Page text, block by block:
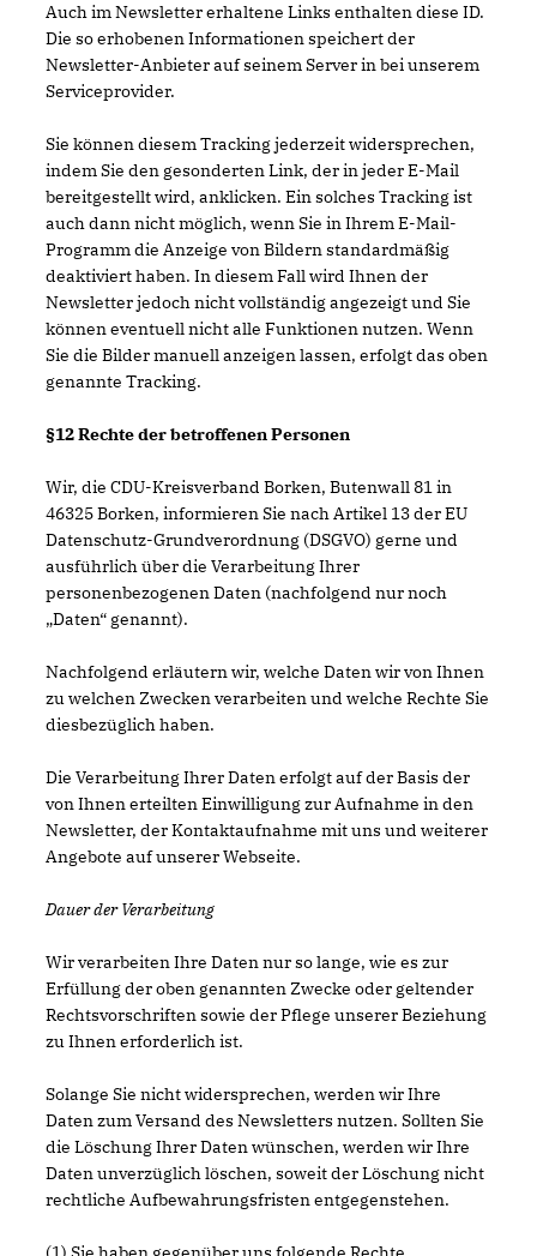
Auch im Newsletter erhaltene Links enthalten diese ID.
Die so erhobenen Informationen speichert der
Newsletter-Anbieter auf seinem Server in bei unserem
Serviceprovider.
Sie können diesem Tracking jederzeit widersprechen,
indem Sie den gesonderten Link, der in jeder E-Mail
bereitgestellt wird, anklicken. Ein solches Tracking ist
auch dann nicht möglich, wenn Sie in Ihrem E-Mail-
Programm die Anzeige von Bildern standardmäßig
deaktiviert haben. In diesem Fall wird Ihnen der
Newsletter jedoch nicht vollständig angezeigt und Sie
können eventuell nicht alle Funktionen nutzen. Wenn
Sie die Bilder manuell anzeigen lassen, erfolgt das oben
genannte Tracking.
§12 Rechte der betroffenen Personen
Wir, die CDU-Kreisverband Borken, Butenwall 81 in
46325 Borken, informieren Sie nach Artikel 13 der EU
Datenschutz-Grundverordnung (DSGVO) gerne und
ausführlich über die Verarbeitung Ihrer
personenbezogenen Daten (nachfolgend nur noch
Daten“ genannt).
Nachfolgend erläutern wir, welche Daten wir von Ihnen
zu welchen Zwecken verarbeiten und welche Rechte Sie
diesbezüglich haben.
Die Verarbeitung Ihrer Daten erfolgt auf der Basis der
von Ihnen erteilten Einwilligung zur Aufnahme in den
Newsletter, der Kontaktaufnahme mit uns und weiterer
Angebote auf unserer Webseite.
Dauer der Verarbeitung
Wir verarbeiten Ihre Daten nur so lange, wie es zur
Erfüllung der oben genannten Zwecke oder geltender
Rechtsvorschriften sowie der Pflege unserer Beziehung
zu Ihnen erforderlich ist.
Solange Sie nicht widersprechen, werden wir Ihre
Daten zum Versand des Newsletters nutzen. Sollten Sie
die Löschung Ihrer Daten wünschen, werden wir Ihre
Daten unverzüglich löschen, soweit der Löschung nicht
rechtliche Aufbewahrungsfristen entgegenstehen.